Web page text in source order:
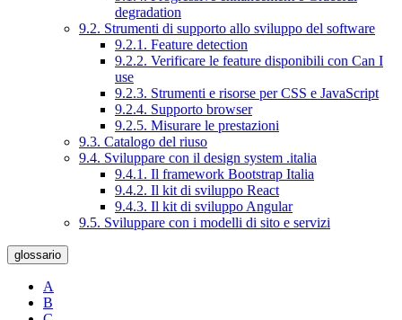
degradation
9.2. Strumenti di supporto allo sviluppo del software
9.2.1. Feature detection
9.2.2. Verificare le feature disponibili con Can I
use
9.2.3. Strumenti e risorse per CSS e JavaScript
9.2.4. Supporto browser
9.2.5. Misurare le prestazioni
9.3. Catalogo del riuso
9.4. Sviluppare con il design system .italia
9.4.1. Il framework Bootstrap Italia
9.4.2. Il kit di sviluppo React
9.4.3. Il kit di sviluppo Angular
9.5. Sviluppare con i modelli di sito e servizi
glossario
A
B